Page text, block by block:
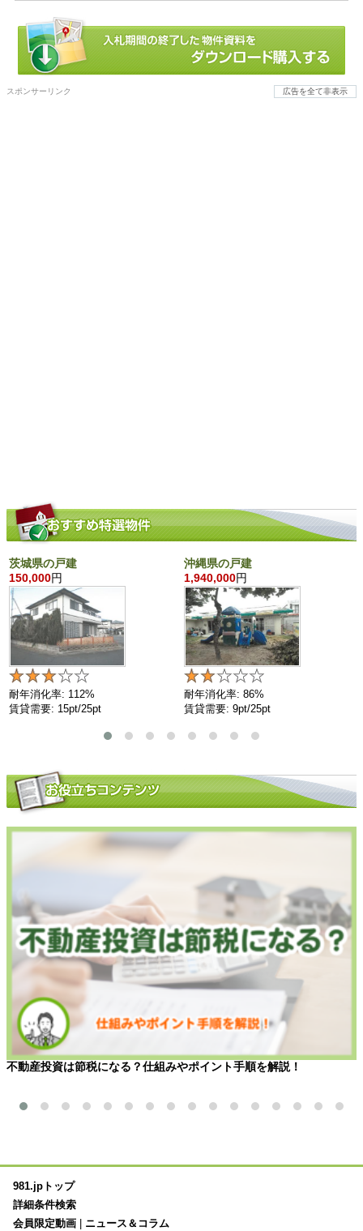
スポンサーリンク 広告を全て非表示
茨城県の戸建
150,000円
耐年消化率: 112%
賃貸需要: 15pt/25pt
沖縄県の戸建
1,940,000円
耐年消化率: 86%
賃貸需要: 9pt/25pt
不動産投資は節税になる？仕組みやポイント手順を解説！
981.jpトップ
詳細条件検索
会員限定動画
ニュース＆コラム